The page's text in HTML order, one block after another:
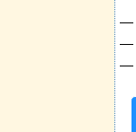
—
—
—